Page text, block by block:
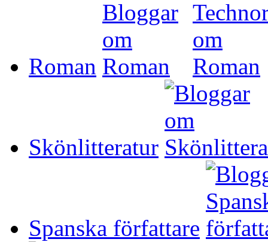
Roman
Skönlitteratur
Spanska författare